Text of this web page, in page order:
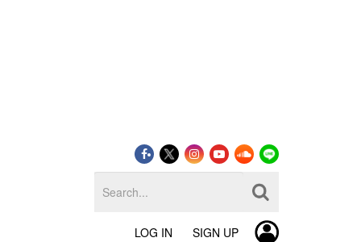
LOG IN SIGN UP